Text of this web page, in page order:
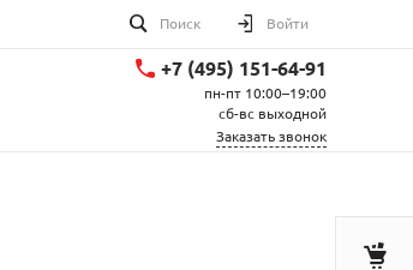
Поиск Войти
+7 (495) 151-64-91
пн-пт 10:00–19:00
сб-вс выходной
Заказать звонок